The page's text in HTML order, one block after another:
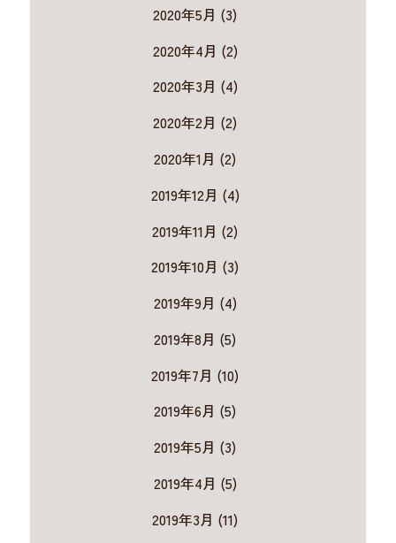
2020年5月 (3)
2020年4月 (2)
2020年3月 (4)
2020年2月 (2)
2020年1月 (2)
2019年12月 (4)
2019年11月 (2)
2019年10月 (3)
2019年9月 (4)
2019年8月 (5)
2019年7月 (10)
2019年6月 (5)
2019年5月 (3)
2019年4月 (5)
2019年3月 (11)